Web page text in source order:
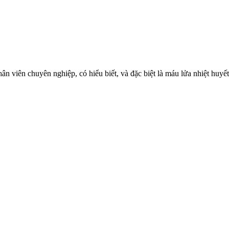
viên chuyên nghiệp, có hiểu biết, và đặc biệt là máu lửa nhiệt